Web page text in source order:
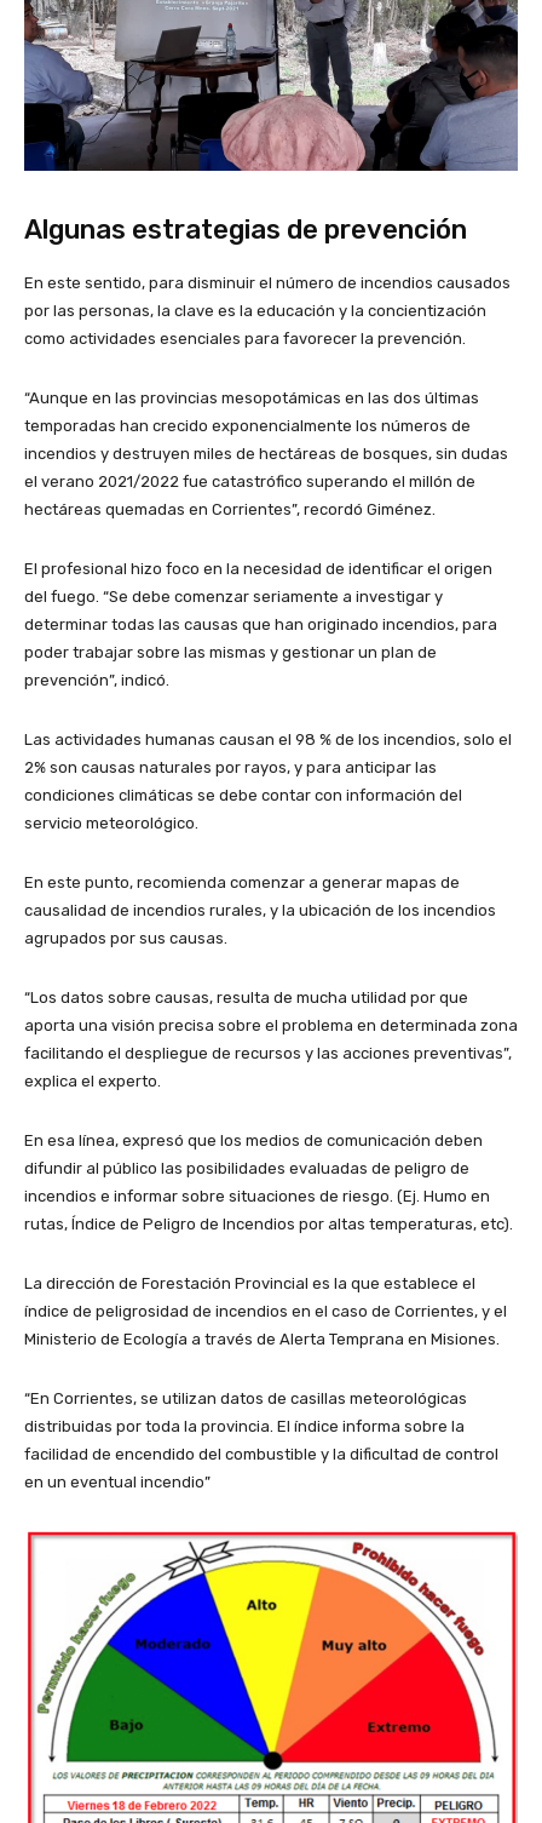
Algunas estrategias de prevención
En este sentido, para disminuir el número de incendios causados
por las personas, la clave es la educación y la concientización
como actividades esenciales para favorecer la prevención.
“Aunque en las provincias mesopotámicas en las dos últimas
temporadas han crecido exponencialmente los números de
incendios y destruyen miles de hectáreas de bosques, sin dudas
el verano 2021/2022 fue catastrófico superando el millón de
hectáreas quemadas en Corrientes”, recordó Giménez.
El profesional hizo foco en la necesidad de identificar el origen
del fuego. “Se debe comenzar seriamente a investigar y
determinar todas las causas que han originado incendios, para
poder trabajar sobre las mismas y gestionar un plan de
prevención”, indicó.
Las actividades humanas causan el 98 % de los incendios, solo el
2% son causas naturales por rayos, y para anticipar las
condiciones climáticas se debe contar con información del
servicio meteorológico.
En este punto, recomienda comenzar a generar mapas de
causalidad de incendios rurales, y la ubicación de los incendios
agrupados por sus causas.
“Los datos sobre causas, resulta de mucha utilidad por que
aporta una visión precisa sobre el problema en determinada zona
facilitando el despliegue de recursos y las acciones preventivas”,
explica el experto.
En esa línea, expresó que los medios de comunicación deben
difundir al público las posibilidades evaluadas de peligro de
incendios e informar sobre situaciones de riesgo. (Ej. Humo en
rutas, Índice de Peligro de Incendios por altas temperaturas, etc).
La dirección de Forestación Provincial es la que establece el
índice de peligrosidad de incendios en el caso de Corrientes, y el
Ministerio de Ecología a través de Alerta Temprana en Misiones.
“En Corrientes, se utilizan datos de casillas meteorológicas
distribuidas por toda la provincia. El índice informa sobre la
facilidad de encendido del combustible y la dificultad de control
en un eventual incendio”